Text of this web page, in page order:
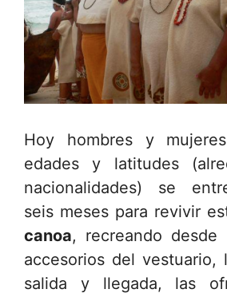
Hoy hombres y
edades y latitudes
nacionalidades) se
seis meses para revivir
canoa, recreando
accesorios del vestuario,
salida y llegada, las